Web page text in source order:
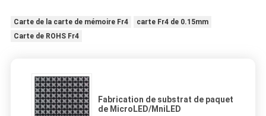
Carte de la carte de mémoire Fr4
carte Fr4 de 0.15mm
Carte de ROHS Fr4
Fabrication de substrat de paquet
de MicroLED/MniLED